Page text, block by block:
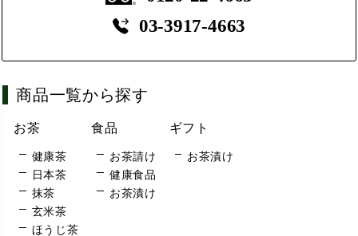
03-3917-4663
商品一覧から探す
お茶
健康茶
日本茶
抹茶
玄米茶
ほうじ茶
食品
お茶請け
健康食品
お茶漬け
ギフト
お茶漬け